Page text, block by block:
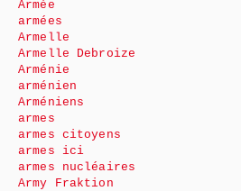
Armée
armées
Armelle
Armelle Debroize
Arménie
arménien
Arméniens
armes
armes citoyens
armes ici
armes nucléaires
Army Fraktion